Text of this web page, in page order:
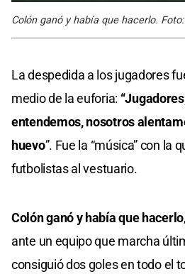
Colón ganó y había que hacerlo.
La despedida a los jugadores
medio de la euforia:
entendemos, nosotros
huevo”. Fue la “música” con la
futbolistas al vestuario.
Colón ganó y había que hacerlo
ante un equipo que marcha
consiguió dos goles en todo el